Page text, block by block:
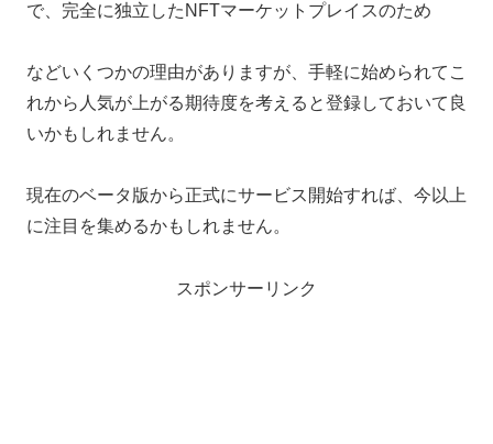
で、完全に独立したNFTマーケットプレイスのため
などいくつかの理由がありますが、手軽に始められてこ
れから人気が上がる期待度を考えると登録しておいて良
いかもしれません。
現在のベータ版から正式にサービス開始すれば、今以上
に注目を集めるかもしれません。
スポンサーリンク